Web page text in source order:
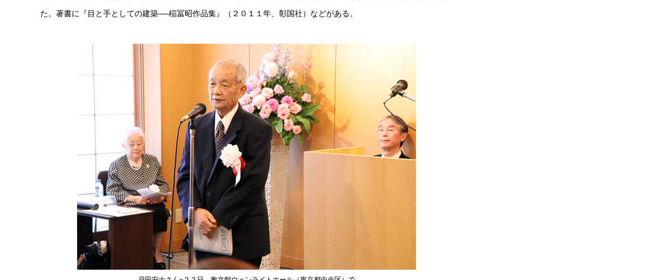
た。著書に『目と手としての建築──稲冨昭作品集』（２０１１年、彰国社）などがある。